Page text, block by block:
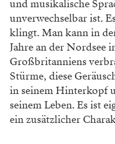
und musikalische
unverwechselbar ist.
klingt. Man kann in
Jahre an der Nordsee
Großbritanniens
Stürme, diese
in seinem Hinterkopf
seinem Leben. Es ist
ein zusätzlicher